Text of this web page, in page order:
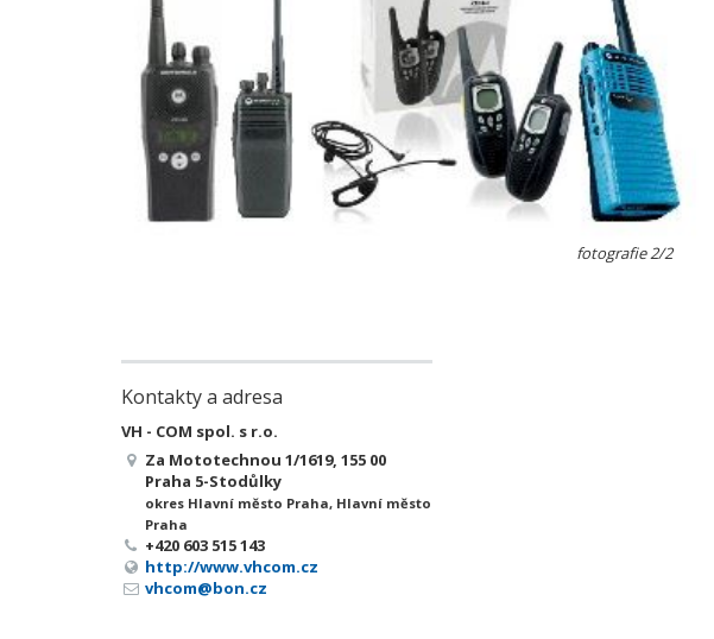
fotografie 2/2
Kontakty a adresa
VH - COM spol. s r.o.
Za Mototechnou 1/1619, 155 00
Praha 5-Stodůlky
okres Hlavní město Praha, Hlavní město
Praha
+420 603 515 143
http://www.vhcom.cz
vhcom@bon.cz